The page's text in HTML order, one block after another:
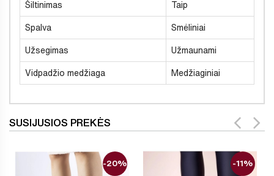
Šiltinimas Taip
Spalva Smėliniai
Užsegimas Užmaunami
Vidpadžio medžiaga Medžiaginiai
SUSIJUSIOS PREKĖS
-20% -11%